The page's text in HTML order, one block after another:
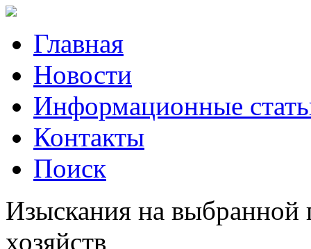
Главная
Новости
Информационные
Контакты
Поиск
Изыскания на
хозяйств